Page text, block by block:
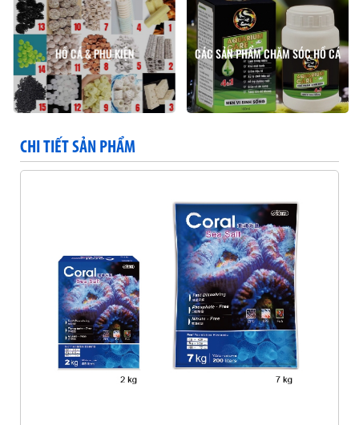
HỒ CÁ & PHỤ KIỆN CÁC SẢN PHẨM CHĂM SÓC HỒ CÁ
CHI TIẾT SẢN PHẨM